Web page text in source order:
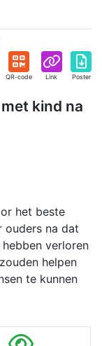
QR-code Link Poster
kind na
het beste
ouders na dat
verloren
helpen
te kunnen